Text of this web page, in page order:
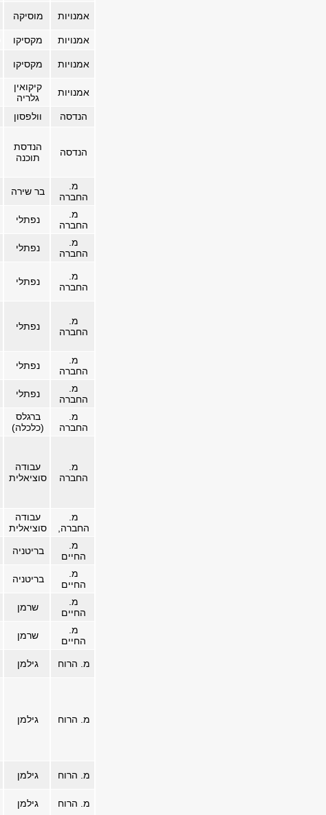
אמנויות מוסיקה
אמנויות מקסיקו
אמנויות מקסיקו
אמנויות
קיקואין
גלריה
הנדסה וולפסון
הנדסה
הנדסת
תוכנה
מ.
החברה
בר שירה
מ.
החברה
נפתלי
מ.
החברה
נפתלי
מ.
החברה
נפתלי
מ.
החברה
נפתלי
מ.
החברה
נפתלי
מ.
החברה
נפתלי
מ.
החברה
ברגלס
(כלכלה)
מ.
החברה
עבודה
סוציאלית
מ.
החברה,
עבודה
סוציאלית
מ.
החיים
בריטניה
מ.
החיים
בריטניה
מ.
החיים
שרמן
מ.
החיים
שרמן
מ. הרוח גילמן
מ. הרוח גילמן
מ. הרוח גילמן
מ. הרוח גילמן